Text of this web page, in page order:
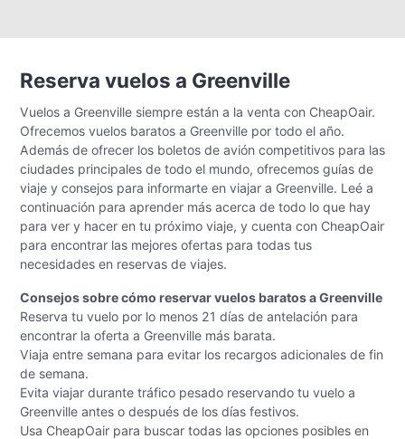
Reserva vuelos a Greenville
Vuelos a Greenville siempre están a la venta con CheapOair.
Ofrecemos vuelos baratos a Greenville por todo el año.
Además de ofrecer los boletos de avión competitivos para las
ciudades principales de todo el mundo, ofrecemos guías de
viaje y consejos para informarte en viajar a Greenville. Leé a
continuación para aprender más acerca de todo lo que hay
para ver y hacer en tu próximo viaje, y cuenta con CheapOair
para encontrar las mejores ofertas para todas tus
necesidades en reservas de viajes.
Consejos sobre cómo reservar vuelos baratos a Greenville
Reserva tu vuelo por lo menos 21 días de antelación para
encontrar la oferta a Greenville más barata.
Viaja entre semana para evitar los recargos adicionales de fin
de semana.
Evita viajar durante tráfico pesado reservando tu vuelo a
Greenville antes o después de los días festivos.
Usa CheapOair para buscar todas las opciones posibles en